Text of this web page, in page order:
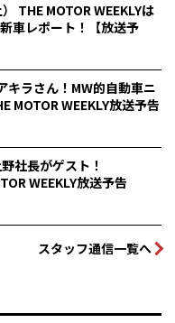
THE MOTOR WEEKLYは
車レポート！【放送予
キラさん！MW的自動車ニ
MOTOR WEEKLY放送予告
社長がゲスト！
WEEKLY放送予告
スタッフ通信一覧へ